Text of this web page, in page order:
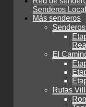
Senderos
Más senderos
El
Rutas